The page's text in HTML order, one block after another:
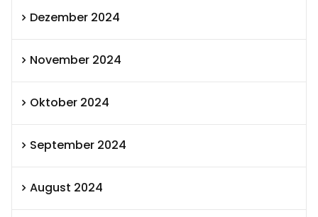
Dezember 2024
November 2024
Oktober 2024
September 2024
August 2024